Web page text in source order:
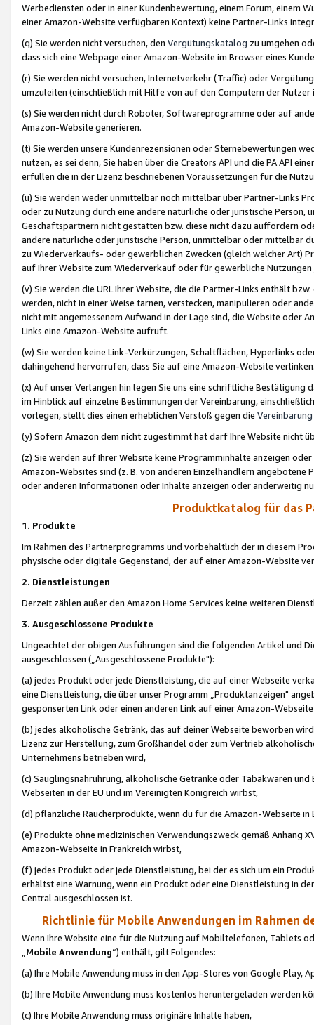
Werbediensten oder in einer Kundenbewertung, einem Forum, einem
einer Amazon-Website verfügbaren Kontext) keine Partner-Links
(q) Sie werden nicht versuchen, den Vergütungskatalog zu umgehen
dass sich eine Webpage einer Amazon-Website im Browser eines
(r) Sie werden nicht versuchen, Internetverkehr (Traffic) oder
umzuleiten (einschließlich mit Hilfe von auf den Computern der
(s) Sie werden nicht durch Roboter, Softwareprogramme oder auf
Amazon-Website generieren.
(t) Sie werden unsere Kundenrezensionen oder Sternebewertungen
nutzen, es sei denn, Sie haben über die Creators API und die PA API
erfüllen die in der Lizenz beschriebenen Voraussetzungen für die
(u) Sie werden weder unmittelbar noch mittelbar über Partner-Links
oder zu Nutzung durch eine andere natürliche oder juristische
Geschäftspartnern nicht gestatten bzw. diese nicht dazu auffordern
andere natürliche oder juristische Person, unmittelbar oder mittelbar
zu Wiederverkaufs- oder gewerblichen Zwecken (gleich welcher Art)
auf Ihrer Website zum Wiederverkauf oder für gewerbliche
(v) Sie werden die URL Ihrer Website, die die Partner-Links enthält
werden, nicht in einer Weise tarnen, verstecken, manipulieren oder
nicht mit angemessenem Aufwand in der Lage sind, die Website oder
Links eine Amazon-Website aufruft.
(w) Sie werden keine Link-Verkürzungen, Schaltflächen, Hyperlinks
dahingehend hervorrufen, dass Sie auf eine Amazon-Website
(x) Auf unser Verlangen hin legen Sie uns eine schriftliche
im Hinblick auf einzelne Bestimmungen der Vereinbarung,
vorlegen, stellt dies einen erheblichen Verstoß gegen die Vereinbarung
(y) Sofern Amazon dem nicht zugestimmt hat darf Ihre Website nicht
(z) Sie werden auf Ihrer Website keine Programminhalte anzeigen
Amazon-Websites sind (z. B. von anderen Einzelhändlern
oder anderen Informationen oder Inhalte anzeigen oder anderweitig
Produktkatalog für das
1. Produkte
Im Rahmen des Partnerprogramms und vorbehaltlich der in diesem
physische oder digitale Gegenstand, der auf einer Amazon-Website
2. Dienstleistungen
Derzeit zählen außer den Amazon Home Services keine weiteren
3. Ausgeschlossene Produkte
Ungeachtet der obigen Ausführungen sind die folgenden Artikel und
ausgeschlossen („Ausgeschlossene Produkte"):
(a) jedes Produkt oder jede Dienstleistung, die auf einer Webseite
eine Dienstleistung, die über unser Programm „Produktanzeigen"
gesponserten Link oder einen anderen Link auf einer Amazon-
(b) jedes alkoholische Getränk, das auf deiner Webseite beworben
Lizenz zur Herstellung, zum Großhandel oder zum Vertrieb
Unternehmens betrieben wird,
(c) Säuglingsnahruhrung, alkoholische Getränke oder Tabakwaren
Webseiten in der EU und im Vereinigten Königreich wirbst,
(d) pflanzliche Raucherprodukte, wenn du für die Amazon-Webseite in
(e) Produkte ohne medizinischen Verwendungszweck gemäß Anhang
Amazon-Webseite in Frankreich wirbst,
(f) jedes Produkt oder jede Dienstleistung, bei der es sich um ein
erhältst eine Warnung, wenn ein Produkt oder eine Dienstleistung in
Central ausgeschlossen ist.
Richtlinie für Mobile Anwendungen im Rahmen
Wenn Ihre Website eine für die Nutzung auf Mobiltelefonen, Tablets
„Mobile Anwendung“) enthält, gilt Folgendes:
(a) Ihre Mobile Anwendung muss in den App-Stores von Google Play,
(b) Ihre Mobile Anwendung muss kostenlos heruntergeladen werden
(c) Ihre Mobile Anwendung muss originäre Inhalte haben,